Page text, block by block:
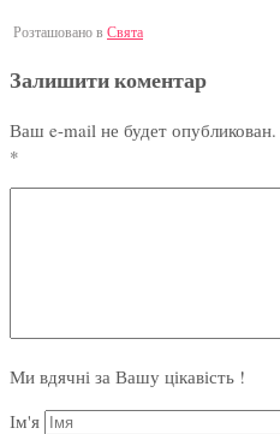
Розташовано в Свята
Залишити коментар
Ваш e-mail не будет опубликован.
*
Ми вдячні за Вашу цікавість !
Ім'я